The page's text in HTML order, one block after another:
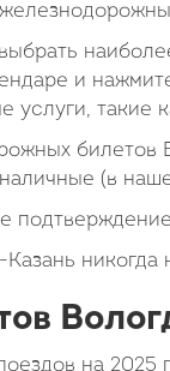
и
услуги, такие
билетов
(в
на 2025